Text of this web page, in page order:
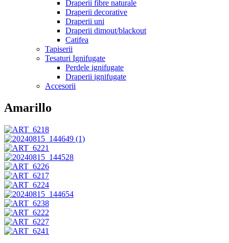
Draperii fibre naturale
Draperii decorative
Draperii uni
Draperii dimout/blackout
Catifea
Tapiserii
Tesaturi Ignifugate
Perdele ignifugate
Draperii ignifugate
Accesorii
Amarillo